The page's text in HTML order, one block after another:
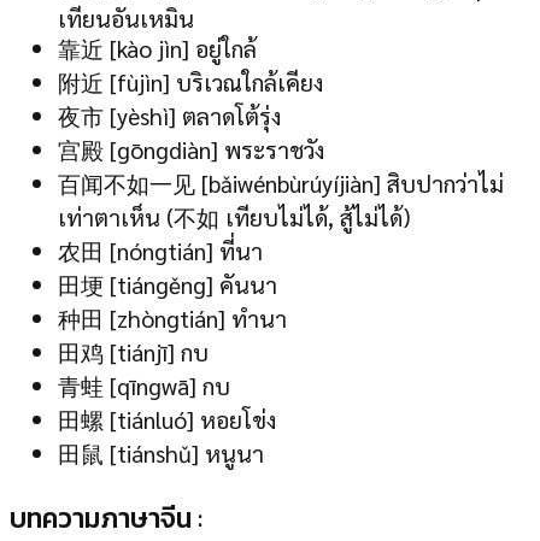
เทียนอันเหมิน
靠近 [kào jìn] อยู่ใกล้
附近 [fùjìn] บริเวณใกล้เคียง
夜市 [yèshì] ตลาดโต้รุ่ง
宫殿 [gōngdiàn] พระราชวัง
百闻不如一见 [bǎiwénbùrúyíjiàn] สิบปากว่าไม่
เท่าตาเห็น (不如 เทียบไม่ได้, สู้ไม่ได้)
农田 [nóngtián] ที่นา
田埂 [tiángěng] คันนา
种田 [zhòngtián] ทำนา
田鸡 [tiánjī] กบ
青蛙 [qīngwā] กบ
田螺 [tiánluó] หอยโข่ง
田鼠 [tiánshǔ] หนูนา
บทความภาษาจีน :